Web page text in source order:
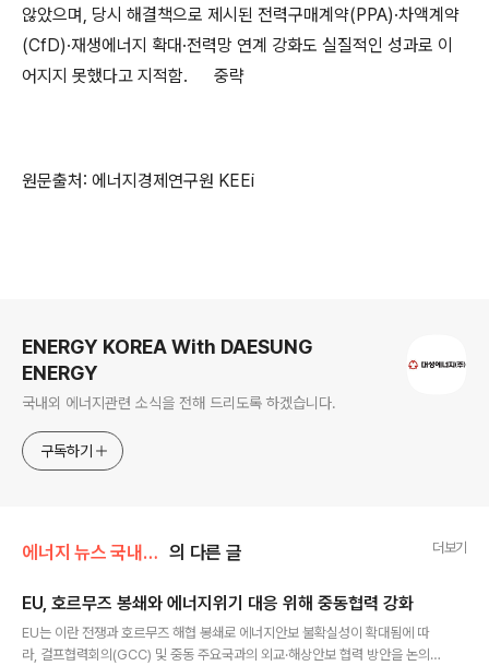
않았으며, 당시 해결책으로 제시된 전력구매계약(PPA)·차액계약
(CfD)·재생에너지 확대·전력망 연계 강화도 실질적인 성과로 이
어지지 못했다고 지적함. 중략
원문출처: 에너지경제연구원 KEEi
ENERGY KOREA With DAESUNG
ENERGY
국내외 에너지관련 소식을 전해 드리도록 하겠습니다.
구독하기
에너지 뉴스 국내&해외 의 다른 글 더보기
EU, 호르무즈 봉쇄와 에너지위기 대응 위해 중동협력 강화
EU는 이란 전쟁과 호르무즈 해협 봉쇄로 에너지안보 불확실성이 확대됨에 따
라, 걸프협력회의(GCC) 및 중동 주요국과의 외교·해상안보 협력 방안을 논의